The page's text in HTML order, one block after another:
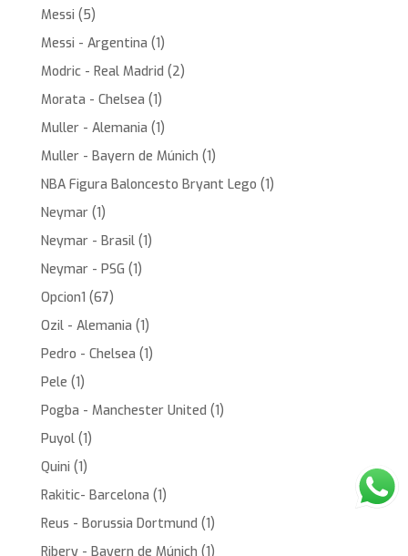
Messi (5)
Messi - Argentina (1)
Modric - Real Madrid (2)
Morata - Chelsea (1)
Muller - Alemania (1)
Muller - Bayern de Múnich (1)
NBA Figura Baloncesto Bryant Lego (1)
Neymar (1)
Neymar - Brasil (1)
Neymar - PSG (1)
Opcion1 (67)
Ozil - Alemania (1)
Pedro - Chelsea (1)
Pele (1)
Pogba - Manchester United (1)
Puyol (1)
Quini (1)
Rakitic- Barcelona (1)
Reus - Borussia Dortmund (1)
Ribery - Bayern de Múnich (1)